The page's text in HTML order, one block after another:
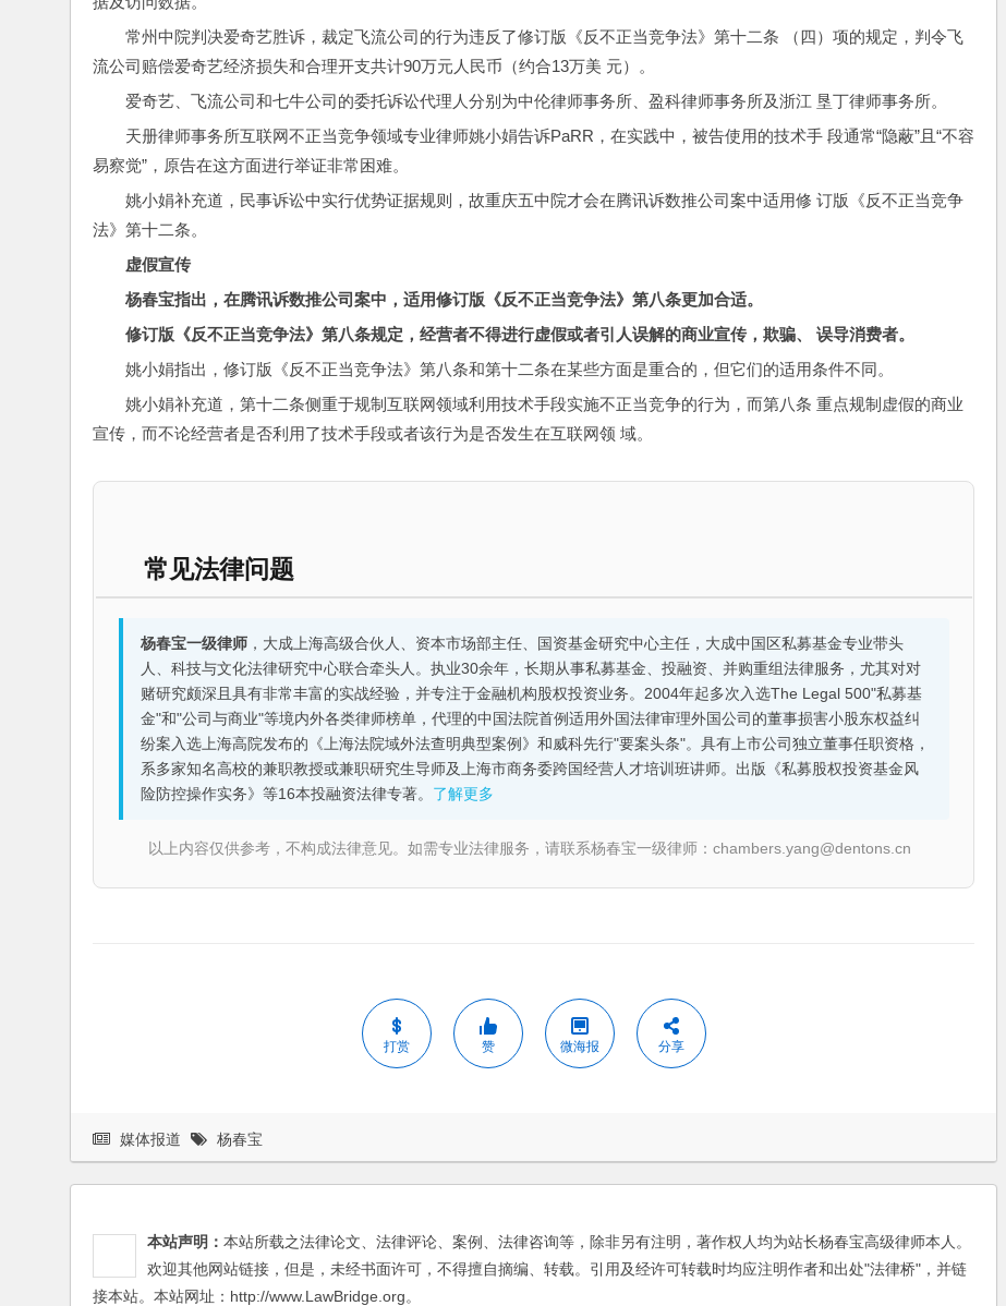
常州中院判决爱奇艺胜诉，裁定飞流公司的行为违反了修订版《反不正当竞争法》第十二条 （四）项的规定，判令飞
流公司赔偿爱奇艺经济损失和合理开支共计90万元人民币（约合13万美 元）。
爱奇艺、飞流公司和七牛公司的委托诉讼代理人分别为中伦律师事务所、盈科律师事务所及浙江 垦丁律师事务所。
天册律师事务所互联网不正当竞争领域专业律师姚小娟告诉PaRR，在实践中，被告使用的技术手 段通常“隐蔽”且“不容
易察觉”，原告在这方面进行举证非常困难。
姚小娟补充道，民事诉讼中实行优势证据规则，故重庆五中院才会在腾讯诉数推公司案中适用修 订版《反不正当竞争
法》第十二条。
虚假宣传
杨春宝指出，在腾讯诉数推公司案中，适用修订版《反不正当竞争法》第八条更加合适。
修订版《反不正当竞争法》第八条规定，经营者不得进行虚假或者引人误解的商业宣传，欺骗、 误导消费者。
姚小娟指出，修订版《反不正当竞争法》第八条和第十二条在某些方面是重合的，但它们的适用条件不同。
姚小娟补充道，第十二条侧重于规制互联网领域利用技术手段实施不正当竞争的行为，而第八条 重点规制虚假的商业
宣传，而不论经营者是否利用了技术手段或者该行为是否发生在互联网领 域。
常见法律问题
杨春宝一级律师，大成上海高级合伙人、资本市场部主任、国资基金研究中心主任，大成中国区私募基金专业带头
人、科技与文化法律研究中心联合牵头人。执业30余年，长期从事私募基金、投融资、并购重组法律服务，尤其对对
赌研究颇深且具有非常丰富的实战经验，并专注于金融机构股权投资业务。2004年起多次入选The Legal 500"私募基
金"和"公司与商业"等境内外各类律师榜单，代理的中国法院首例适用外国法律审理外国公司的董事损害小股东权益纠
纷案入选上海高院发布的《上海法院域外法查明典型案例》和威科先行"要案头条"。具有上市公司独立董事任职资格，
系多家知名高校的兼职教授或兼职研究生导师及上海市商务委跨国经营人才培训班讲师。出版《私募股权投资基金风
险防控操作实务》等16本投融资法律专著。 了解更多
以上内容仅供参考，不构成法律意见。如需专业法律服务，请联系杨春宝一级律师：chambers.yang@dentons.cn
打赏 赞 微海报 分享
媒体报道 杨春宝
本站声明： 本站所载之法律论文、法律评论、案例、法律咨询等，除非另有注明，著作权人均为站长杨春宝高级律师本人。
欢迎其他网站链接，但是，未经书面许可，不得擅自摘编、转载。引用及经许可转载时均应注明作者和出处"法律桥"，并链
接本站。本站网址：http://www.LawBridge.org。